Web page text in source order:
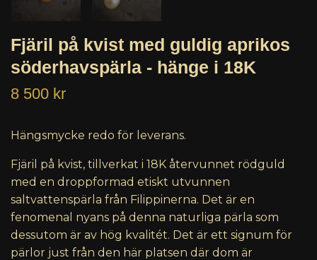
Fjäril på kvist med guldig aprikos
söderhavspärla - hänge i 18K
8 500 kr
Hängsmycke redo för leverans.
Fjäril på kvist, tillverkat i 18K återvunnet rödguld
med en droppformad etiskt utvunnen
saltvattenspärla från Filippinerna. Det är en
fenomenal nyans på denna naturliga pärla som
dessutom är av hög kvalitét. Det är ett signum för
pärlor just från den här platsen där dom är